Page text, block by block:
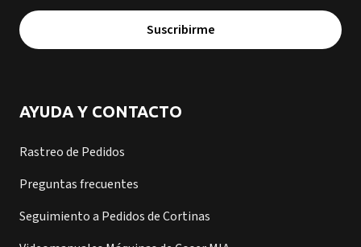
Suscribirme
AYUDA Y CONTACTO
Rastreo de Pedidos
Preguntas frecuentes
Seguimiento a Pedidos de Cortinas